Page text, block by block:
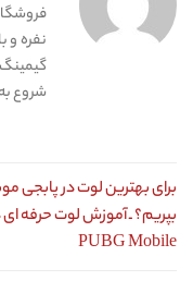
نفره و
شروع
برای بهترین لوت در پابجی
بپریم؟ ـ آموزش لوت حرفه ای
PUBG Mobile